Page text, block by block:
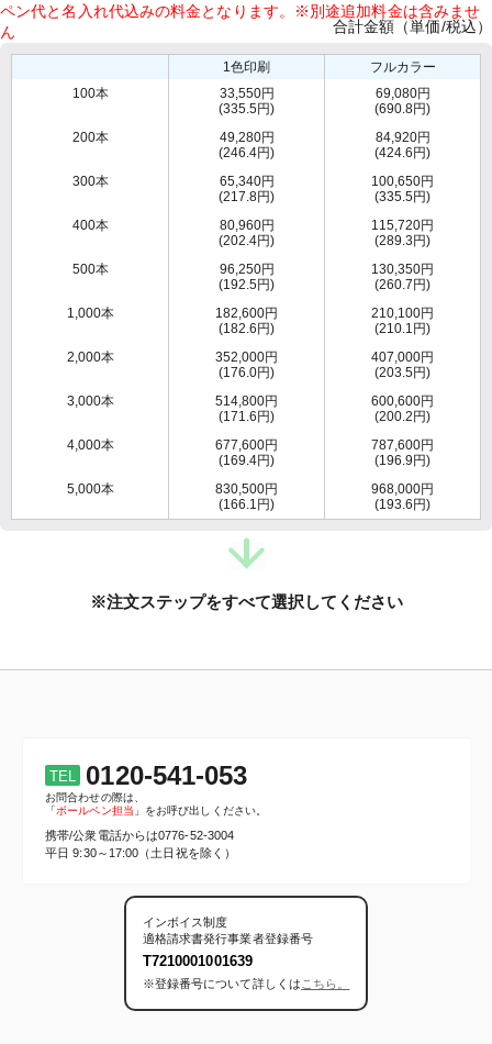
ペン代と名入れ代込みの料金となります。※別途追加料金は含みませ
ん
合計金額（単価/税込）
1色印刷
フルカラー
100本
33,550円
(335.5円)
69,080円
(690.8円)
200本
49,280円
(246.4円)
84,920円
(424.6円)
300本
65,340円
(217.8円)
100,650円
(335.5円)
400本
80,960円
(202.4円)
115,720円
(289.3円)
500本
96,250円
(192.5円)
130,350円
(260.7円)
1,000本
182,600円
(182.6円)
210,100円
(210.1円)
2,000本
352,000円
(176.0円)
407,000円
(203.5円)
3,000本
514,800円
(171.6円)
600,600円
(200.2円)
4,000本
677,600円
(169.4円)
787,600円
(196.9円)
5,000本
830,500円
(166.1円)
968,000円
(193.6円)
※注文ステップをすべて選択してください
TEL 0120-541-053
お問合わせの際は、
「ボールペン担当 」をお呼び出しください。
携帯/公衆電話からは0776-52-3004
平日 9:30～17:00（土日祝を除く）
インボイス制度
適格請求書発行事業者登録番号
T7210001001639
※登録番号について詳しくは こちら。